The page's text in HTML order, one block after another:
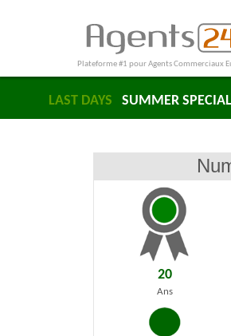
Plateforme #1 pour Agents Commerciaux
LAST DAYS SUMMER
20
Ans